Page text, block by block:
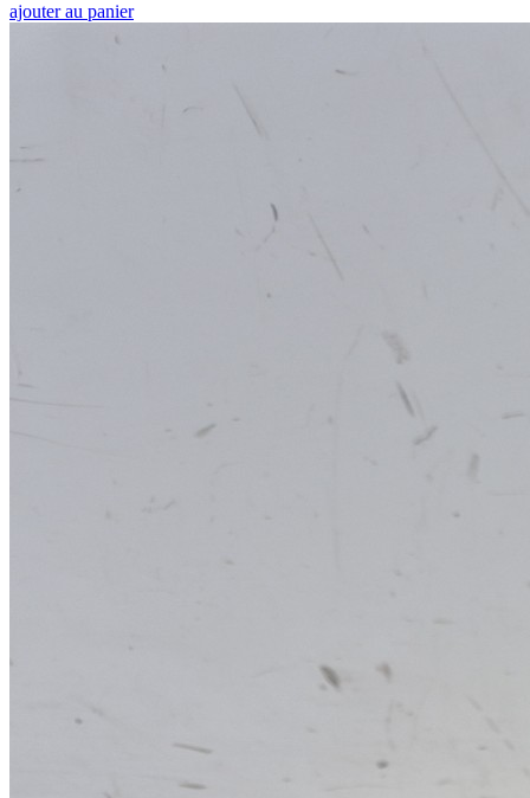
ajouter au panier